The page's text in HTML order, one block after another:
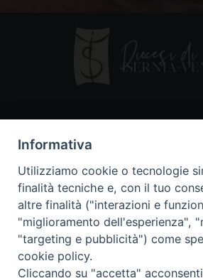
86170 Isernia
086550849
I nostri social
Informativa
Utilizziamo cookie o tecnologie
finalità tecniche e, con il tuo
altre finalità ("interazioni e
"miglioramento dell'esperienza",
"targeting e pubblicità") come
cookie policy.
Cliccando su "accetta"